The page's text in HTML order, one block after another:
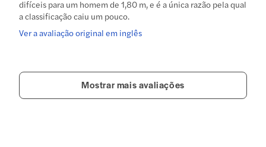
difíceis para um homem de 1,80 m, e é a única razão pela qual
a classificação caiu um pouco.
Ver a avaliação original em inglês
Mostrar mais avaliações